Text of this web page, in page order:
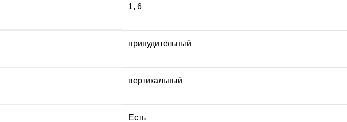
1, 6
принудительный
вертикальный
Есть